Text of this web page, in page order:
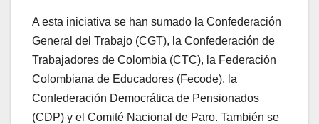
A esta iniciativa se han sumado la Confederación
General del Trabajo (CGT), la Confederación de
Trabajadores de Colombia (CTC), la Federación
Colombiana de Educadores (Fecode), la
Confederación Democrática de Pensionados
(CDP) y el Comité Nacional de Paro. También se